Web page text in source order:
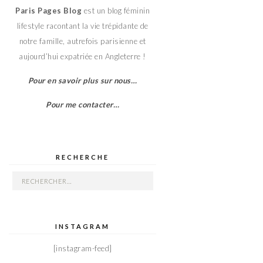
Paris Pages Blog est un blog féminin
lifestyle racontant la vie trépidante de
notre famille, autrefois parisienne et
aujourd’hui expatriée en Angleterre !
Pour en savoir plus sur nous…
Pour me contacter…
RECHERCHE
Rechercher :
INSTAGRAM
[instagram-feed]